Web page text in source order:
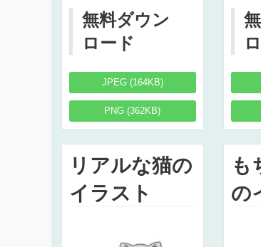
無料ダウン
ロード
JPEG (164KB)
PNG (362KB)
リアルな猫の
イラスト
も
の